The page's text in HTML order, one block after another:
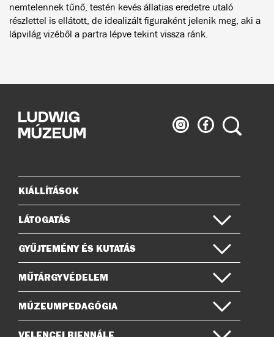
nemtelennek tűnő, testén kevés állatias eredetre utaló
részlettel is ellátott, de idealizált figuraként jelenik meg, aki a
lápvilág vizéből a partra lépve tekint vissza ránk.
Ludwig
Múzeum
Ludwig
Múzeum
Keresés
Oldaltérkép
KIÁLLÍTÁSOK
LÁTOGATÁS
GYŰJTEMÉNY ÉS KUTATÁS
MŰTÁRGYVÉDELEM
MÚZEUMPEDAGÓGIA
VELENCEI BIENNÁLE